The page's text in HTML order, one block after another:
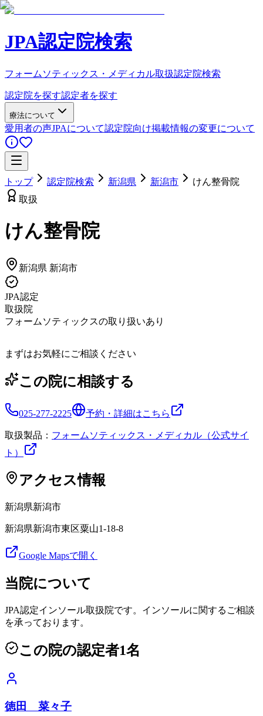
JPA認定院検索
フォームソティックス・メディカル取扱認定院検索
認定院を探す認定者を探す
療法について
愛用者の声JPAについて認定院向け掲載情報の変更について
トップ 認定院検索 新潟県 新潟市
けん整骨院
取扱
けん整骨院
新潟県 新潟市
JPA認定
取扱院
フォームソティックスの取り扱いあり
まずはお気軽にご相談ください
この院に相談する
025-277-2225 予約・詳細はこちら
取扱製品： フォームソティックス・メディカル（公式サイ
ト）
アクセス情報
新潟県新潟市
新潟県新潟市東区粟山1-18-8
Google Mapsで開く
当院について
JPA認定インソール取扱院です。インソールに関するご相談
を承っております。
この院の認定者1名
徳田 菜々子